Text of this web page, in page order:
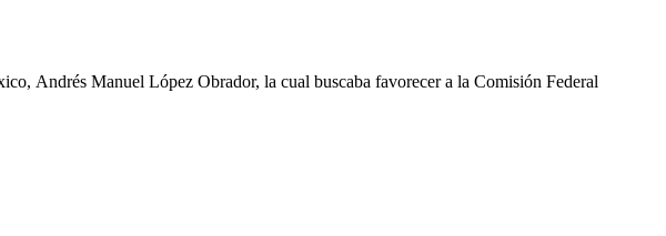
Andrés Manuel López Obrador, la cual buscaba favorecer a la Comisión Federal